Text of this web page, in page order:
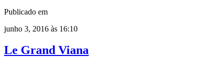
Publicado em
junho 3, 2016 às 16:10
Le Grand Viana